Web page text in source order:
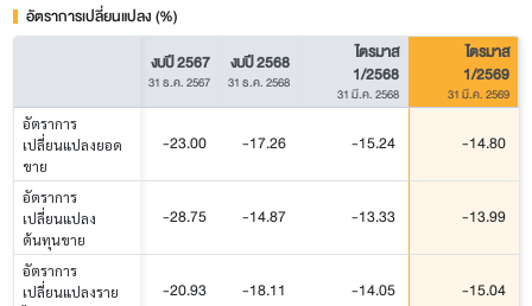
อัตราการเปลี่ยนแปลง (%)
งบปี 2567
31 ธ.ค. 2567
งบปี 2568
31 ธ.ค. 2568
ไตรมาส
1/2568
31 มี.ค. 2568
ไตรมาส
1/2569
31 มี.ค. 2569
อัตราการ
เปลี่ยนแปลงยอด
ขาย
-23.00 -17.26 -15.24 -14.80
อัตราการ
เปลี่ยนแปลง
ต้นทุนขาย
-28.75 -14.87 -13.33 -13.99
อัตราการ
เปลี่ยนแปลงราย
-20.93 -18.11 -14.05 -15.04